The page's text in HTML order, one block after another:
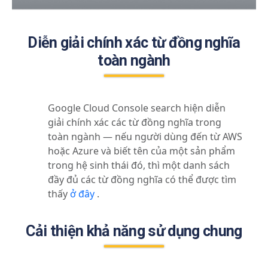
Diễn giải chính xác từ đồng nghĩa
toàn ngành
Google Cloud Console search hiện diễn
giải chính xác các từ đồng nghĩa trong
toàn ngành — nếu người dùng đến từ AWS
hoặc Azure và biết tên của một sản phẩm
trong hệ sinh thái đó, thì một danh sách
đầy đủ các từ đồng nghĩa có thể được tìm
thấyở đây .
Cải thiện khả năng sử dụng chung